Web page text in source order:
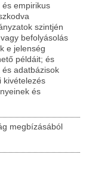
és empirikus
szintjén
befolyásolás
e jelenség
példáit; és
adatbázisok
kivételezés
és
megbízásából